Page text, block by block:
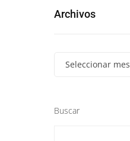
Archivos
Seleccionar mes
Buscar